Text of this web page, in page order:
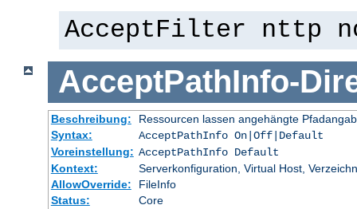
AcceptFilter nttp
AcceptPathInfo-
Beschreibung:
Ressourcen lassen angehängte
Syntax:
AcceptPathInfo On|Off|Default
Voreinstellung: AcceptPathInfo Default
Kontext:
Serverkonfiguration, Virtual Host,
AllowOverride:
FileInfo
Status:
Core